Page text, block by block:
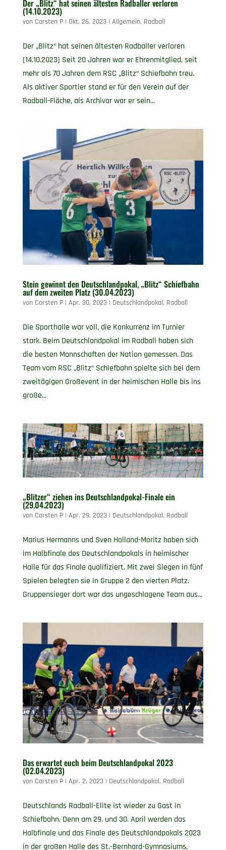
Der „Blitz“ hat seinen ältesten Radballer verloren
(14.10.2023)
von Carsten P| Okt. 26, 2023 | Allgemein, Radball
Der „Blitz“ hat seinen ältesten Radballer verloren
(14.10.2023) Seit 20 Jahren war er Ehrenmitglied, seit
mehr als 70 Jahren dem RSC „Blitz“ Schiefbahn treu.
Als aktiver Sportler stand er für den Verein auf der
Radball-Fläche, als Archivar war er sein...
Stein gewinnt den Deutschlandpokal, „Blitz“ Schiefbahn
auf dem zweiten Platz (30.04.2023)
von Carsten P| Apr. 30, 2023 | Deutschlandpokal, Radball
Die Sporthalle war voll, die Konkurrenz im Turnier
stark. Beim Deutschlandpokal im Radball haben sich
die besten Mannschaften der Nation gemessen. Das
Team vom RSC „Blitz“ Schiefbahn spielte sich bei dem
zweitägigen Großevent in der heimischen Halle bis ins
große...
„Blitzer“ ziehen ins Deutschlandpokal-Finale ein
(29.04.2023)
von Carsten P| Apr. 29, 2023 | Deutschlandpokal, Radball
Marius Hermanns und Sven Holland-Moritz haben sich
im Halbfinale des Deutschlandpokals in heimischer
Halle für das Finale qualifiziert. Mit zwei Siegen in fünf
Spielen belegten sie in Gruppe 2 den vierten Platz.
Gruppensieger dort war das ungeschlagene Team aus...
Das erwartet euch beim Deutschlandpokal 2023
(02.04.2023)
von Carsten P| Apr. 2, 2023 | Deutschlandpokal, Radball
Deutschlands Radball-Elite ist wieder zu Gast in
Schiefbahn. Denn am 29. und 30. April werden das
Halbfinale und das Finale des Deutschlandpokals 2023
in der großen Halle des St.-Bernhard-Gymnasiums,